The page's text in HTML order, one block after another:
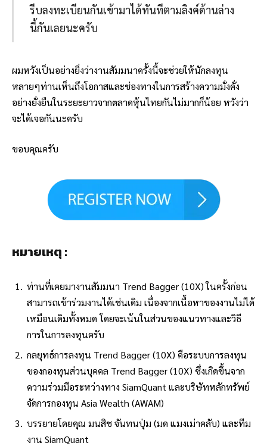
รีบลงทะเบียนกันเข้ามาได้ทันทีตามลิงค์ด้านล่าง
นี้กันเลยนะครับ
ผมหวังเป็นอย่างยิ่งว่างานสัมมนาครั้งนี้จะช่วยให้นักลงทุน
หลายๆท่านเห็นถึงโอกาสและช่องทางในการสร้างความมั่งคั่ง
อย่างยั่งยืนในระยะยาวจากตลาดหุ้นไทยกันไม่มากก็น้อย หวังว่า
จะได้เจอกันนะครับ
ขอบคุณครับ
หมายเหตุ :
ท่านที่เคยมางานสัมมนา Trend Bagger (10X) ในครั้งก่อน
สามารถเข้าร่วมงานได้เช่นเดิม เนื่องจากเนื้อหาของงานไม่ได้
เหมือนเดิมทั้งหมด โดยจะเน้นในส่วนของแนวทางและวิธี
การในการลงทุนครับ
กลยุทธ์การลงทุน Trend Bagger (10X) คือระบบการลงทุน
ของกองทุนส่วนบุคคล Trend Bagger (10X) ซึ่งเกิดขึ้นจาก
ความร่วมมือระหว่างทาง SiamQuant และบริษัทหลักทรัพย์
จัดการกองทุน Asia Wealth (AWAM)
บรรยายโดยคุณ มนสิช จันทนปุ่ม (มด แมงเม่าคลับ) และทีม
งาน SiamQuant